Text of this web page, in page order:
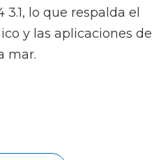
lo que respalda el
y las aplicaciones de
mar.